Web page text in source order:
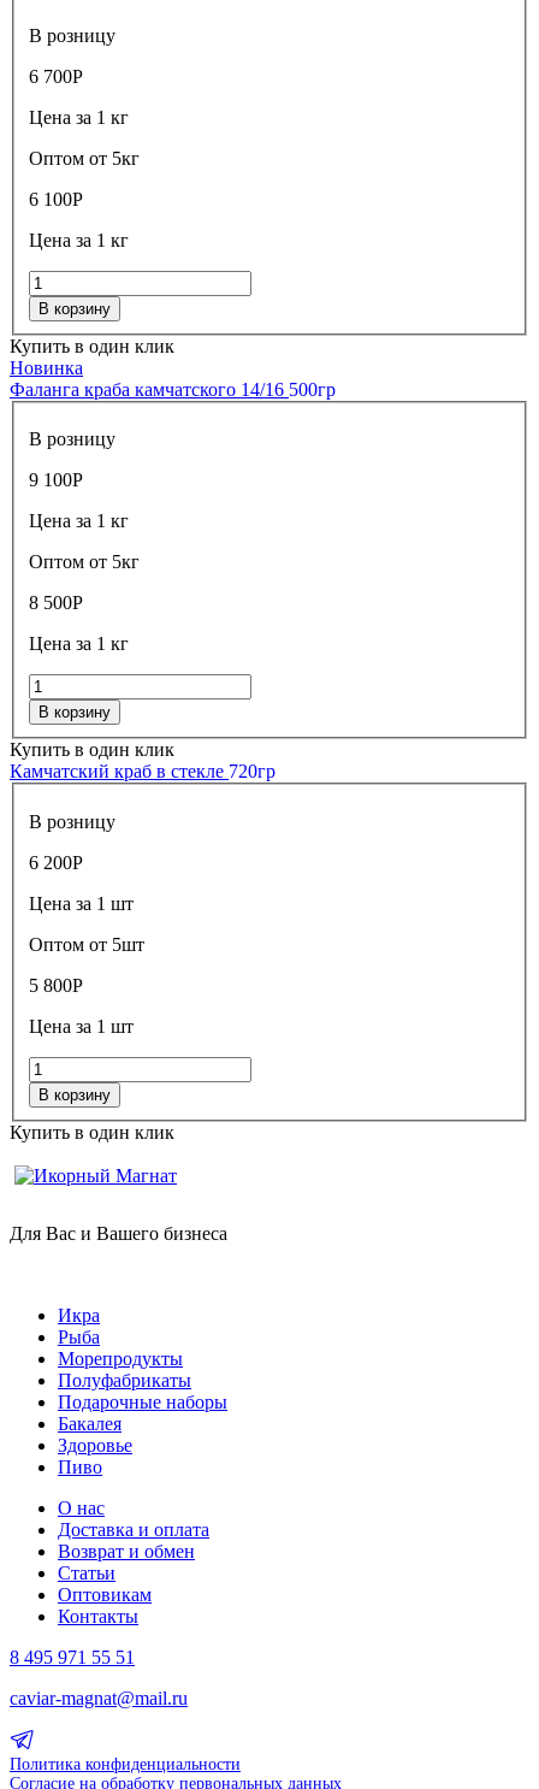
В розницу
6 700Р
Цена за 1 кг
Оптом от 5кг
6 100Р
Цена за 1 кг
В корзину
Купить в один клик
Новинка
Фаланга краба камчатского 14/16 500гр
В розницу
9 100Р
Цена за 1 кг
Оптом от 5кг
8 500Р
Цена за 1 кг
В корзину
Купить в один клик
Камчатский краб в стекле 720гр
В розницу
6 200Р
Цена за 1 шт
Оптом от 5шт
5 800Р
Цена за 1 шт
В корзину
Купить в один клик
Для Вас и Вашего бизнеса
Икра
Рыба
Морепродукты
Полуфабрикаты
Подарочные наборы
Бакалея
Здоровье
Пиво
О нас
Доставка и оплата
Возврат и обмен
Статьи
Оптовикам
Контакты
8 495 971 55 51
caviar-magnat@mail.ru
Политика конфиденциальности
Согласие на обработку первональных данных